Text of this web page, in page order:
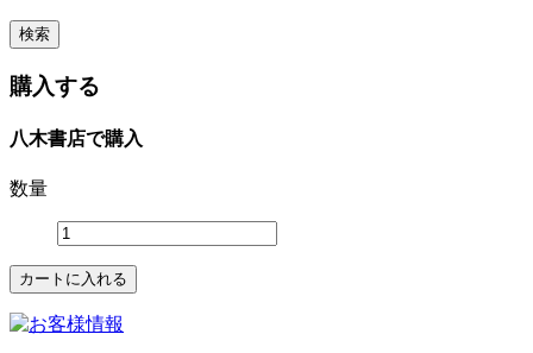
購入する
八木書店で購入
数量